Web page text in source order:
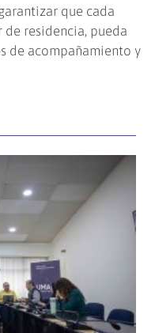
que cada
residencia, pueda
de acompañamiento y